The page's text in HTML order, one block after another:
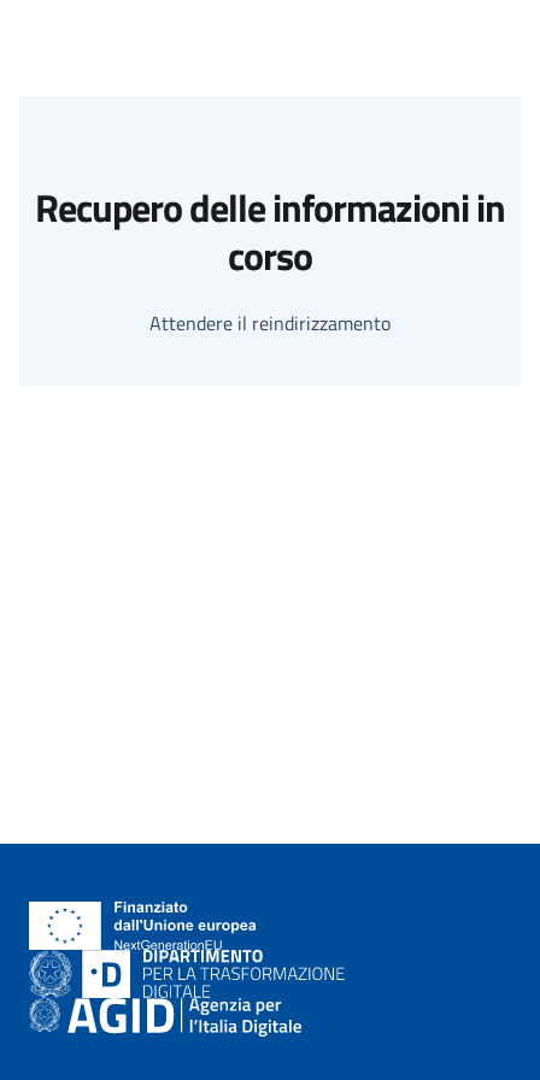
Recupero delle informazioni in
corso
Attendere il reindirizzamento